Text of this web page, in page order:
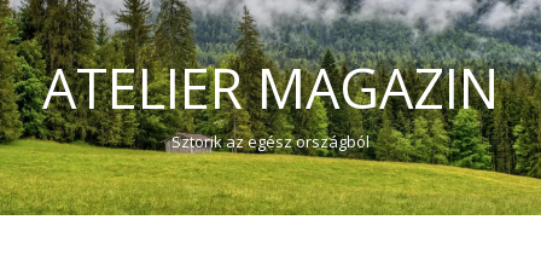
ATELIER MAGAZIN
Sztorik az egész országból